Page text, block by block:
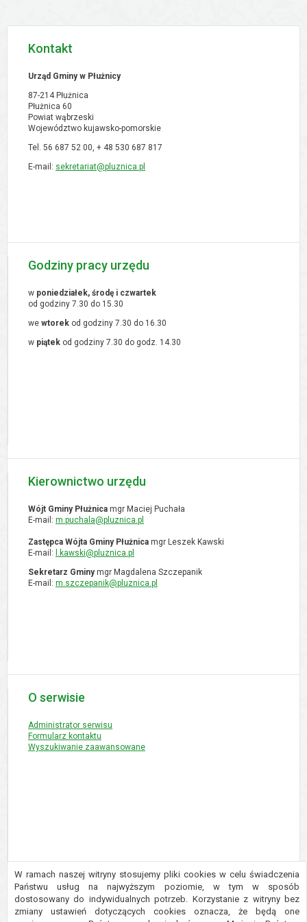
W ramach naszej witryny stosujemy pliki cookies w celu świadczenia
Państwu usług na najwyższym poziomie, w tym w sposób
dostosowany do indywidualnych potrzeb. Korzystanie z witryny bez
zmiany ustawień dotyczących cookies oznacza, że będą one
Kontakt
Urząd Gminy w Płużnicy
87-214 Płużnica
Płużnica 60
Powiat wąbrzeski
Województwo kujawsko-pomorskie
Tel. 56 687 52 00, + 48 530 687 817
E-mail: sekretariat@pluznica.pl
Godziny pracy urzędu
w poniedziałek, środę i czwartek
od godziny 7.30 do 15.30
we wtorek od godziny 7.30 do 16.30
w piątek od godziny 7.30 do godz. 14.30
Kierownictwo urzędu
Wójt Gminy Płużnica mgr Maciej Puchała
E-mail: m.puchala@pluznica.pl
Zastępca Wójta Gminy Płużnica mgr Leszek Kawski
E-mail: l.kawski@pluznica.pl
Sekretarz Gminymgr Magdalena Szczepanik
E-mail: m.szczepanik@pluznica.pl
O serwisie
Administrator serwisu
Formularz kontaktu
Wyszukiwanie zaawansowane
Copyright © 2016 Urząd Gminy Płużnica